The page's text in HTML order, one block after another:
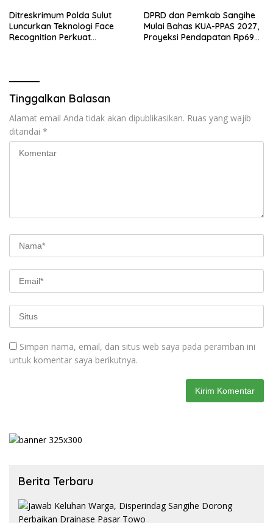
Ditreskrimum Polda Sulut
Luncurkan Teknologi Face
Recognition Perkuat
DPRD dan Pemkab Sangihe
Mulai Bahas KUA-PPAS 2027,
Proyeksi Pendapatan Rp699
Tinggalkan Balasan
Alamat email Anda tidak akan dipublikasikan. Ruas yang wajib
ditandai *
Simpan nama, email, dan situs web saya pada peramban ini
untuk komentar saya berikutnya.
Berita Terbaru